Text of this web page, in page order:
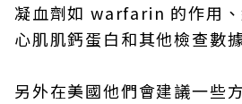
凝血劑如 warfarin 的作用
心肌肌鈣蛋白和其他檢查數
另外在美國他們會建議一些